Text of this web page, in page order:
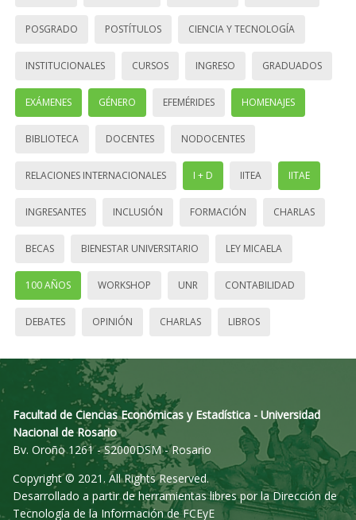
POSGRADO POSTÍTULOS CIENCIA Y TECNOLOGÍA
INSTITUCIONALES CURSOS INGRESO GRADUADOS
EXÁMENES GÉNERO EFEMÉRIDES HOMENAJES
BIBLIOTECA DOCENTES NODOCENTES
RELACIONES INTERNACIONALES I + D IITEA IITAE
INGRESANTES INCLUSIÓN FORMACIÓN CHARLAS
BECAS BIENESTAR UNIVERSITARIO LEY MICAELA
100 AÑOS WORKSHOP UNR CONTABILIDAD
DEBATES OPINIÓN CHARLAS LIBROS
Facultad de Ciencias Económicas y Estadística - Universidad
Nacional de Rosario
Bv. Oroño 1261 - S2000DSM - Rosario
Copyright © 2021. All Rights Reserved.
Desarrollado a partir de herramientas libres por la Dirección de
Tecnología de la Información de FCEyE